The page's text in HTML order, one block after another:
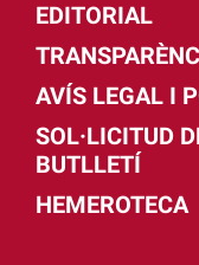
EDITORIAL
AVÍS LEGAL I
SOL·LICITUD
BUTLLETÍ
HEMEROTECA